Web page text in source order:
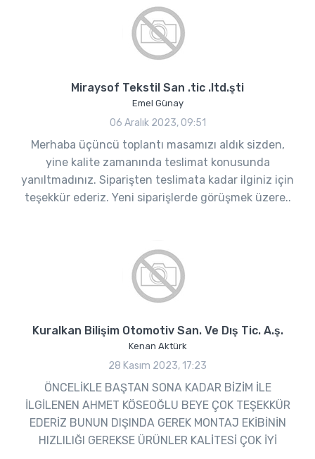
Miraysof Tekstil San .tic .ltd.şti
Emel Günay
06 Aralık 2023, 09:51
Merhaba üçüncü toplantı masamızı aldık sizden,
yine kalite zamanında teslimat konusunda
yanıltmadınız. Siparişten teslimata kadar ilginiz için
teşekkür ederiz. Yeni siparişlerde görüşmek üzere..
Kuralkan Bilişim Otomotiv San. Ve Dış Tic. A.ş.
Kenan Aktürk
28 Kasım 2023, 17:23
ÖNCELİKLE BAŞTAN SONA KADAR BİZİM İLE
İLGİLENEN AHMET KÖSEOĞLU BEYE ÇOK TEŞEKKÜR
EDERİZ BUNUN DIŞINDA GEREK MONTAJ EKİBİNİN
HIZLILIĞI GEREKSE ÜRÜNLER KALİTESİ ÇOK İYİ